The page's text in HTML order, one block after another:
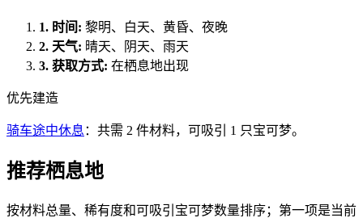
1. 时间 : 黎明、白天、黄昏、夜晚
2. 天气: 晴天、阴天、雨天
3. 获取方式: 在栖息地出现
优先建造
骑车途中休息 ：共需 2 件材料，可吸引 1 只宝可梦。
推荐栖息地
按材料总量、稀有度和可吸引宝可梦数量排序；第一项是当前